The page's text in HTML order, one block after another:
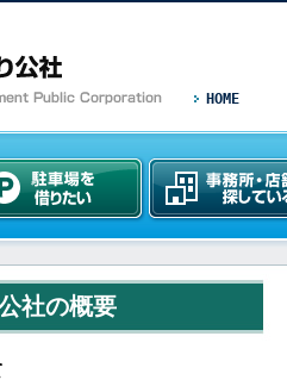
HOME
社の概要